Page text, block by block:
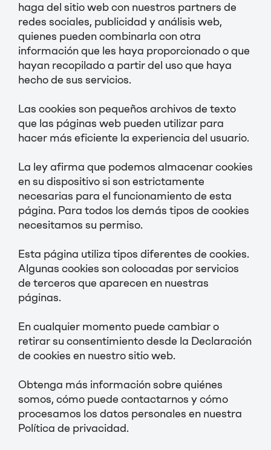
haga del sitio web con nuestros partners de
redes sociales, publicidad y análisis web,
quienes pueden combinarla con otra
información que les haya proporcionado o que
hayan recopilado a partir del uso que haya
hecho de sus servicios.
Las cookies son pequeños archivos de texto
que las páginas web pueden utilizar para
hacer más eficiente la experiencia del usuario.
La ley afirma que podemos almacenar cookies
en su dispositivo si son estrictamente
necesarias para el funcionamiento de esta
página. Para todos los demás tipos de cookies
necesitamos su permiso.
Esta página utiliza tipos diferentes de cookies.
Algunas cookies son colocadas por servicios
de terceros que aparecen en nuestras
páginas.
En cualquier momento puede cambiar o
retirar su consentimiento desde la Declaración
de cookies en nuestro sitio web.
Obtenga más información sobre quiénes
somos, cómo puede contactarnos y cómo
procesamos los datos personales en nuestra
Política de privacidad.